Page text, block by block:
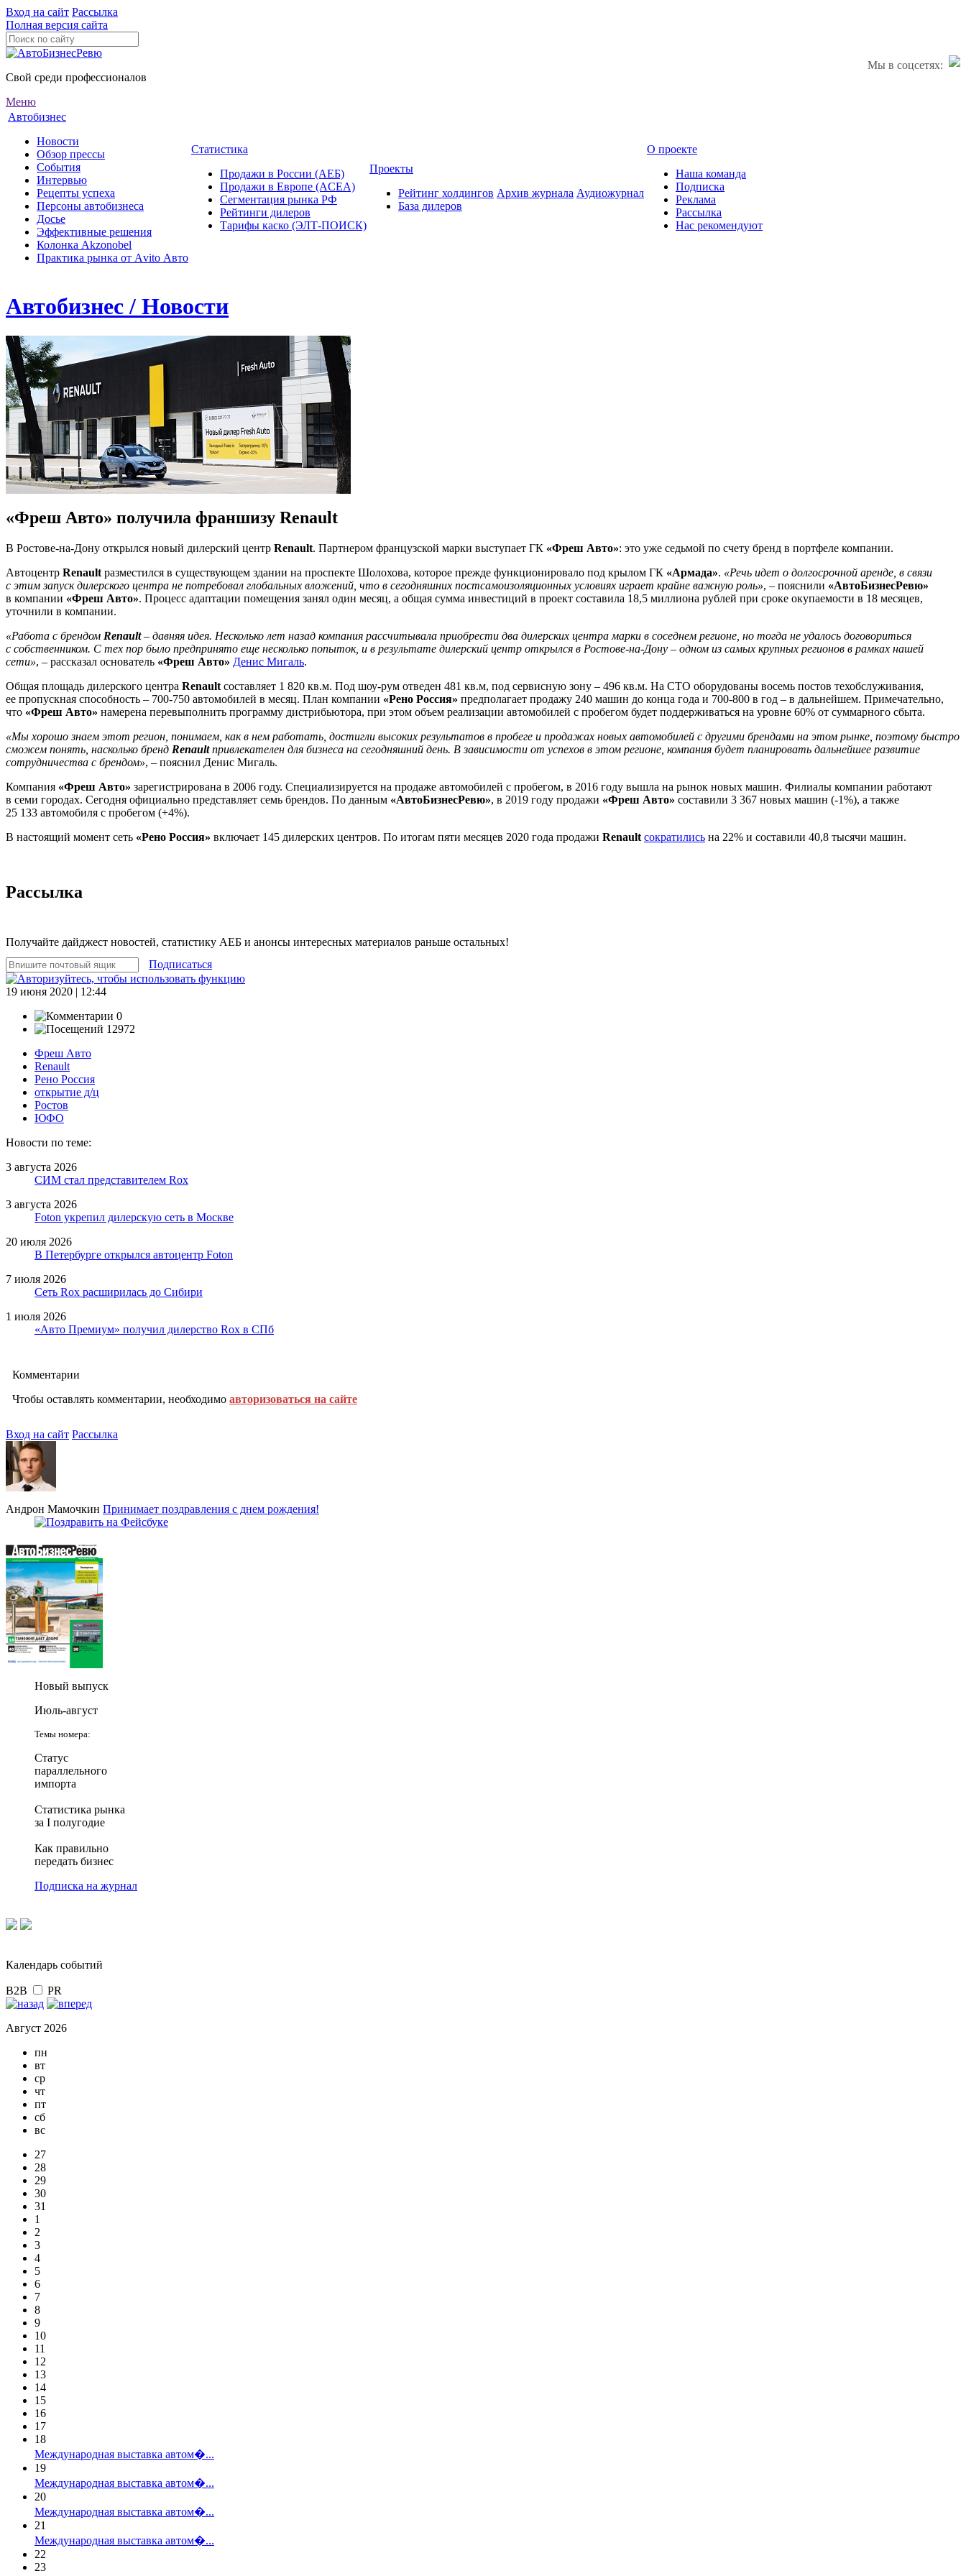
Вход на сайт Рассылка
Полная версия сайта
Мы в соцсетях:
Свой среди профессионалов
Меню
Автобизнес
Новости
Обзор прессы
События
Интервью
Рецепты успеха
Персоны автобизнеса
Досье
Эффективные решения
Колонка Akzonobel
Практика рынка от Аvito Авто
Статистика
Продажи в России (АЕБ)
Продажи в Европе (ACEA)
Сегментация рынка РФ
Рейтинги дилеров
Тарифы каско (ЭЛТ-ПОИСК)
Проекты
Рейтинг холдингов
База дилеров
Архив журнала Аудиожурнал
О проекте
Наша команда
Подписка
Реклама
Рассылка
Нас рекомендуют
Автобизнес / Новости
«Фреш Авто» получила франшизу Renault
В Ростове-на-Дону открылся новый дилерский центр Renault. Партнером французской марки выступает ГК «Фреш Авто»: это уже седьмой по счету бренд в портфеле компании.
Автоцентр Renault разместился в существующем здании на проспекте Шолохова, которое прежде функционировало под крылом ГК «Армада». «Речь идет о долгосрочной аренде, в связи
с этим запуск дилерского центра не потребовал глобальных вложений, что в сегодняшних постсамоизоляционных условиях играет крайне важную роль», – пояснили «АвтоБизнесРевю»
в компании «Фреш Авто». Процесс адаптации помещения занял один месяц, а общая сумма инвестиций в проект составила 18,5 миллиона рублей при сроке окупаемости в 18 месяцев,
уточнили в компании.
«Работа с брендом Renault– давняя идея. Несколько лет назад компания рассчитывала приобрести два дилерских центра марки в соседнем регионе, но тогда не удалось договориться
с собственником. С тех пор было предпринято еще несколько попыток, и в результате дилерский центр открылся в Ростове-на-Дону – одном из самых крупных регионов в рамках нашей
сети», – рассказал основатель «Фреш Авто» Денис Мигаль.
Общая площадь дилерского центра Renault составляет 1 820 кв.м. Под шоу-рум отведен 481 кв.м, под сервисную зону – 496 кв.м. На СТО оборудованы восемь постов техобслуживания,
ее пропускная способность – 700-750 автомобилей в месяц. План компании «Рено Россия» предполагает продажу 240 машин до конца года и 700-800 в год – в дальнейшем. Примечательно,
что «Фреш Авто» намерена перевыполнить программу дистрибьютора, при этом объем реализации автомобилей с пробегом будет поддерживаться на уровне 60% от суммарного сбыта.
«Мы хорошо знаем этот регион, понимаем, как в нем работать, достигли высоких результатов в пробеге и продажах новых автомобилей с другими брендами на этом рынке, поэтому быстро
сможем понять, насколько бренд Renaultпривлекателен для бизнеса на сегодняшний день. В зависимости от успехов в этом регионе, компания будет планировать дальнейшее развитие
сотрудничества с брендом», – пояснил Денис Мигаль.
Компания «Фреш Авто» зарегистрирована в 2006 году. Специализируется на продаже автомобилей с пробегом, в 2016 году вышла на рынок новых машин. Филиалы компании работают
в семи городах. Сегодня официально представляет семь брендов. По данным «АвтоБизнесРевю», в 2019 году продажи «Фреш Авто» составили 3 367 новых машин (-1%), а также
25 133 автомобиля с пробегом (+4%).
В настоящий момент сеть «Рено Россия» включает 145 дилерских центров. По итогам пяти месяцев 2020 года продажи Renault сократились на 22% и составили 40,8 тысячи машин.
Рассылка
Получайте дайджест новостей, статистику АЕБ и анонсы интересных материалов раньше остальных!
Подписаться
19 июня 2020 | 12:44
0
12972
Фреш Авто
Renault
Рено Россия
открытие д/ц
Ростов
ЮФО
Новости по теме:
3 августа 2026
СИМ стал представителем Rox
3 августа 2026
Foton укрепил дилерскую сеть в Москве
20 июля 2026
В Петербурге открылся автоцентр Foton
7 июля 2026
Сеть Rox расширилась до Сибири
1 июля 2026
«Авто Премиум» получил дилерство Rox в СПб
Комментарии
Чтобы оставлять комментарии, необходимо авторизоваться на сайте
Вход на сайт Рассылка
Андрон Мамочкин Принимает поздравления с днем рождения!
Новый выпуск
Июль-август
Темы номера:
Статус
параллельного
импорта
Статистика рынка
за I полугодие
Как правильно
передать бизнес
Подписка на журнал
Календарь событий
B2B PR
Август 2026
пн
вт
ср
чт
пт
сб
вс
27
28
29
30
31
1
2
3
4
5
6
7
8
9
10
11
12
13
14
15
16
17
18
Международная выставка автом�...
19
Международная выставка автом�...
20
Международная выставка автом�...
21
Международная выставка автом�...
22
23